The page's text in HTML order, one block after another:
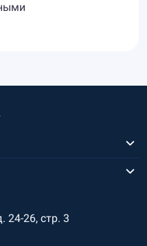
24-26, стр. 3